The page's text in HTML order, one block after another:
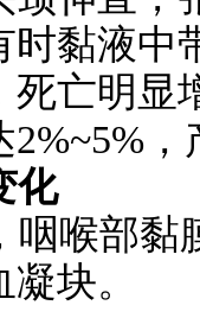
时黏液中
死亡明显
喉部黏
块。